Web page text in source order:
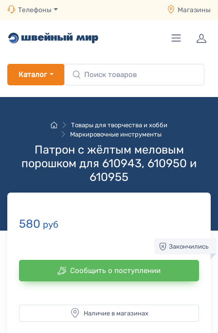
Телефоны Магазины
Каталог
Товары для творчества и хобби
Маркировочные инструменты
Патрон с жёлтым меловым
порошком для 610943, 610950 и
610955
580 руб
Закончились
Сообщить о поступлении
Наличие в магазинах